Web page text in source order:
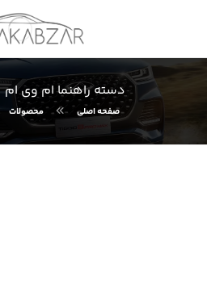
دسته راهنما ام وی ام 550 – X33S
صفحه اصلی محصولات